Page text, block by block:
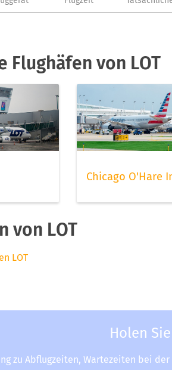
Flughäfen von LOT
Chicago O'Hare
von LOT
LOT
Holen
zu Abflugzeiten, Wartezeiten bei